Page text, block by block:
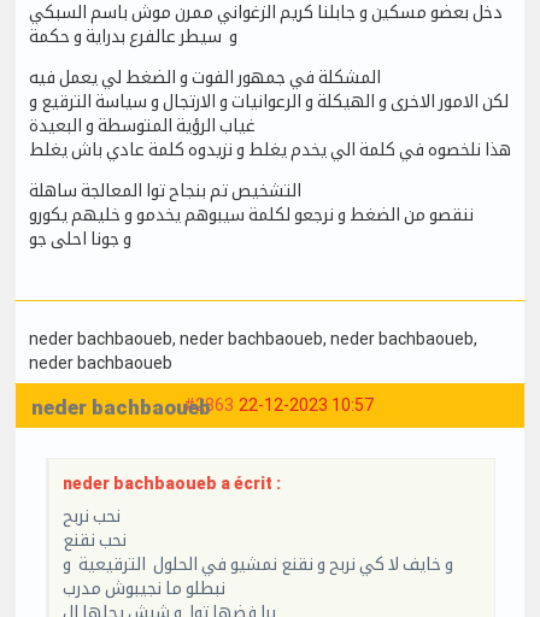
دخل بعضو مسكين و جابلنا كريم الزغواني ممرن موش باسم السبكي
و سيطر عالفرع بدراية و حكمة
المشكلة في جمهور الفوت و الضغط لي يعمل فيه
لكن الامور الاخرى و الهيكلة و الرعوانيات و الارتجال و سياسة الترقيع و
غياب الرؤية المتوسطة و البعيدة
هذا نلخصوه في كلمة الي يخدم يغلط و نزيدوه كلمة عادي باش يغلط
التشخيص تم بنجاح توا المعالجة ساهلة
ننقصو من الضغط و نرجعو لكلمة سيبوهم يخدمو و خليهم يكورو
و جونا احلى جو
neder bachbaoueb, neder bachbaoueb, neder bachbaoueb,
neder bachbaoueb
#2863 22-12-2023 10:57
neder bachbaoueb
neder bachbaoueb a écrit :
نحب نربح
نحب نقنع
و خايف لا كي نربح و نقنع نمشيو في الحلول الترقيعية و
نبطلو ما نجيبوش مدرب
برا فضها توا و شبش يحلها ال